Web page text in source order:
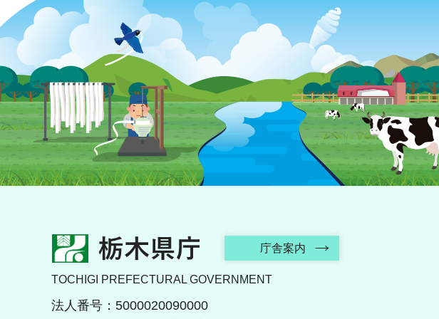
栃木県庁 庁舎案内
TOCHIGI PREFECTURAL GOVERNMENT
法人番号：5000020090000